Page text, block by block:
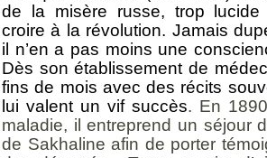
de la misère russe, trop lucide
croire à la révolution. Jamais
il n’en a pas moins une
Dès son établissement de
fins de mois avec des récits
lui valent un vif succès. En
maladie, il entreprend un séjour
de Sakhaline afin de porter